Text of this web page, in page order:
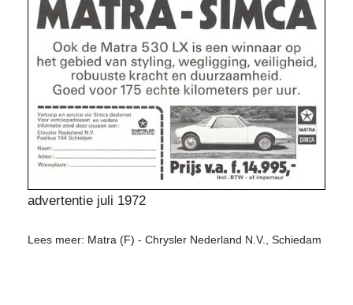
advertentie juli 1972
Lees meer: Matra (F) - Chrysler Nederland N.V., Schiedam